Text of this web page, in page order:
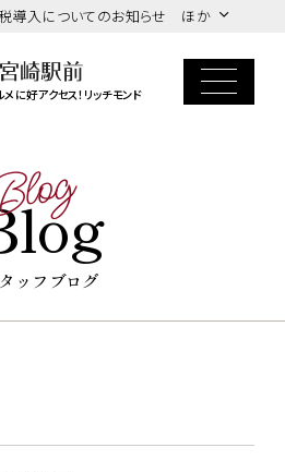
入についてのお知らせ ほか
に好アクセス！リッチモンド
ッフブログ